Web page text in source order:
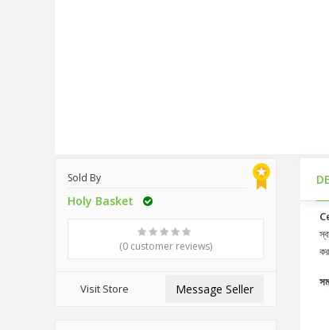
Sold By
Holy Basket
(0 customer reviews)
Visit Store Message Seller